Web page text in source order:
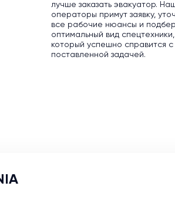
лучше заказать эвакуатор.
операторы примут заявку,
все рабочие нюансы и
оптимальный вид спецтехники,
который успешно справится с
поставленной задачей.